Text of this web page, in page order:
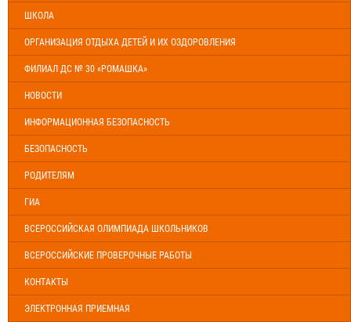
ШКОЛА
ОРГАНИЗАЦИЯ ОТДЫХА ДЕТЕЙ И ИХ ОЗДОРОВЛЕНИЯ
ФИЛИАЛ ДС № 30 «РОМАШКА»
НОВОСТИ
ИНФОРМАЦИОННАЯ БЕЗОПАСНОСТЬ
БЕЗОПАСНОСТЬ
РОДИТЕЛЯМ
ГИА
ВСЕРОССИЙСКАЯ ОЛИМПИАДА ШКОЛЬНИКОВ
ВСЕРОССИЙСКИЕ ПРОВЕРОЧНЫЕ РАБОТЫ
КОНТАКТЫ
ЭЛЕКТРОННАЯ ПРИЕМНАЯ